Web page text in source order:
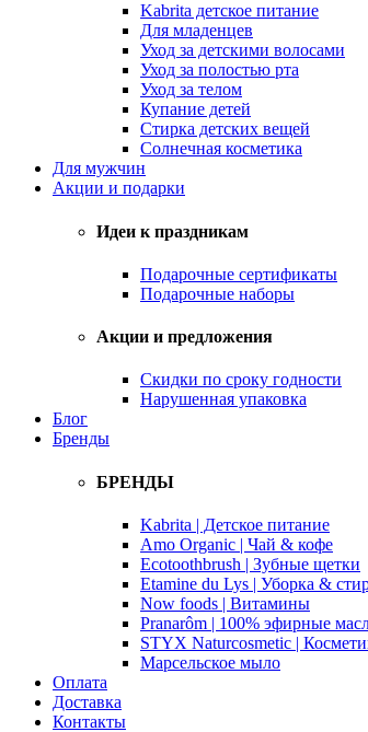
Kabrita детское питание
Для младенцев
Уход за детскими волосами
Уход за полостью рта
Уход за телом
Купание детей
Стирка детских вещей
Солнечная косметика
Для мужчин
Акции и подарки
Идеи к праздникам
Подарочные сертификаты
Подарочные наборы
Акции и предложения
Скидки по сроку годности
Нарушенная упаковка
Блог
Бренды
БРЕНДЫ
Kabrita | Детское питание
Amo Organic | Чай & кофе
Ecotoothbrush | Зубные щетки
Etamine du Lys | Уборка &
Now foods | Витамины
Pranarôm | 100% эфирные
STYX Naturcosmetic |
Марсельское мыло
Оплата
Доставка
Контакты